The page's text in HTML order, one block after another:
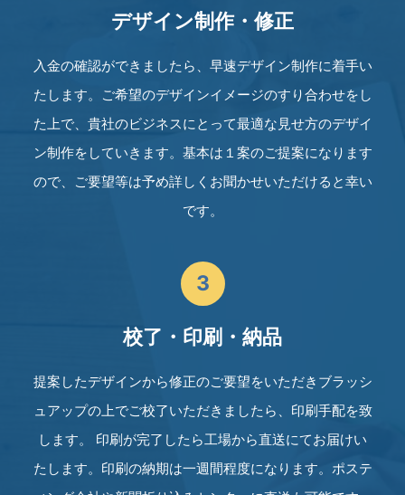
デザイン制作・修正
入金の確認ができましたら、早速デザイン制作に着手い
たします。ご希望のデザインイメージのすり合わせをし
た上で、貴社のビジネスにとって最適な見せ方のデザイ
ン制作をしていきます。基本は１案のご提案になります
ので、ご要望等は予め詳しくお聞かせいただけると幸い
です。
3
校了・印刷・納品
提案したデザインから修正のご要望をいただきブラッシ
ュアップの上でご校了いただきましたら、印刷手配を致
します。 印刷が完了したら工場から直送にてお届けい
たします。印刷の納期は一週間程度になります。ポステ